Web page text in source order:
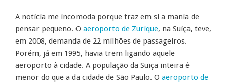
A notícia me incomoda porque traz em si a mania de
pensar pequeno. O aeroporto de Zurique, na Suíça, teve,
em 2008, demanda de 22 milhões de passageiros.
Porém, já em 1995, havia trem ligando aquele
aeroporto à cidade. A população da Suiça inteira é
menor do que a da cidade de São Paulo. O aeroporto de